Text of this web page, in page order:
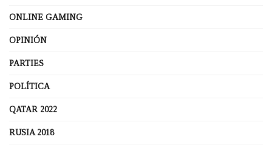
ONLINE GAMING
OPINIÓN
PARTIES
POLÍTICA
QATAR 2022
RUSIA 2018